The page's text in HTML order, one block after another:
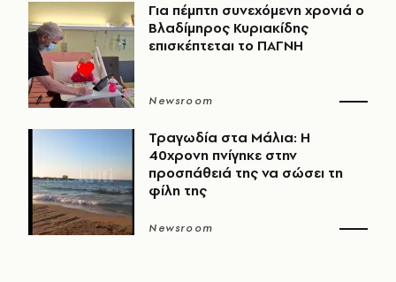
Για πέμπτη συνεχόμενη χρονιά ο
Βλαδίμηρος Κυριακίδης
επισκέπτεται το ΠΑΓΝΗ
Newsroom
Τραγωδία στα Μάλια: Η
40χρονη πνίγηκε στην
προσπάθειά της να σώσει τη
φίλη της
Newsroom